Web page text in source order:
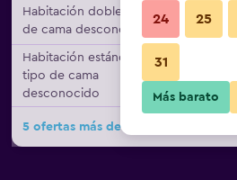
Habitación doble, tipo
de cama desconocido
Habitación estándar,
tipo de cama
desconocido
5 ofertas más de Hotel Napoleon
24 25
31
Más barato